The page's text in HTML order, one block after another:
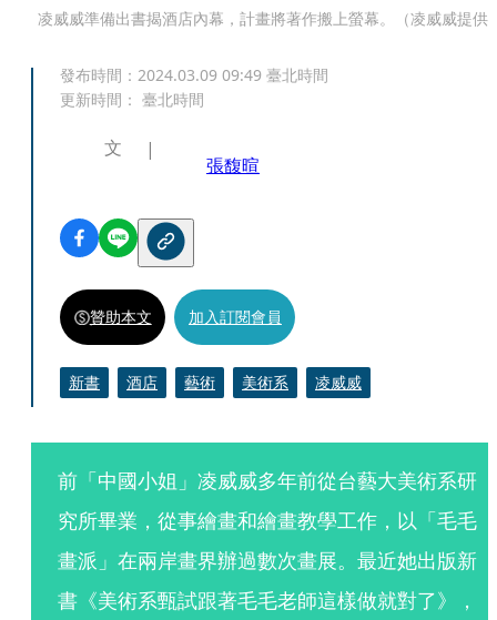
凌威威準備出書揭酒店內幕，計畫將著作搬上螢幕。（凌威威提供
發布時間： 2024.03.09 09:49 臺北時間
更新時間： 臺北時間
文
張馥暄
贊助本文 加入訂閱會員
新書 酒店 藝術 美術系 凌威威
前「中國小姐」凌威威多年前從台藝大美術系研
究所畢業，從事繪畫和繪畫教學工作，以「毛毛
畫派」在兩岸畫界辦過數次畫展。最近她出版新
書《美術系甄試跟著毛毛老師這樣做就對了》，